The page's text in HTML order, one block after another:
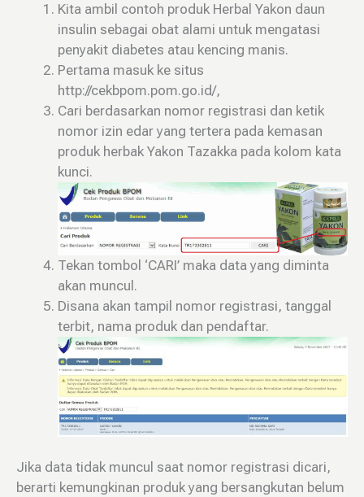
Kita ambil contoh produk Herbal Yakon daun
insulin sebagai obat alami untuk mengatasi
penyakit diabetes atau kencing manis.
Pertama masuk ke situs
http://cekbpom.pom.go.id/,
Cari berdasarkan nomor registrasi dan ketik
nomor izin edar yang tertera pada kemasan
produk herbak Yakon Tazakka pada kolom kata
kunci.
Tekan tombol ‘CARI’ maka data yang diminta
akan muncul.
Disana akan tampil nomor registrasi, tanggal
terbit, nama produk dan pendaftar.
Jika data tidak muncul saat nomor registrasi dicari,
berarti kemungkinan produk yang bersangkutan belum